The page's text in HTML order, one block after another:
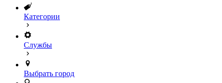
Категории
Службы
Выбрать город